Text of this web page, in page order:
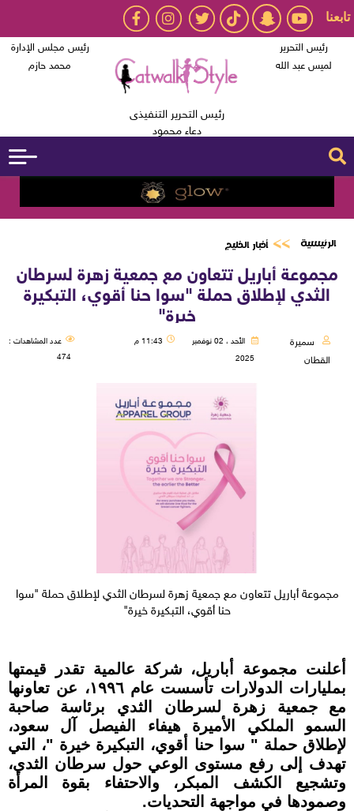
تابعنا
رئيس التحرير
لميس عبد الله
رئيس التحرير التنفيذى
دعاء محمود
رئيس مجلس الإدارة
محمد حازم
الرئيسية أخبار الخليج
مجموعة أباريل تتعاون مع جمعية زهرة لسرطان
الثدي لإطلاق حملة "سوا حنا أقوي، التبكيرة
خيرة"
سميرة
القطان
الأحد ، 02 نوفمبر
2025
11:43 م
عدد المشاهدات :
474
مجموعة أباريل تتعاون مع جمعية زهرة لسرطان الثدي لإطلاق حملة "سوا
حنا أقوي، التبكيرة خيرة"
أعلنت مجموعة أباريل، شركة عالمية تقدر قيمتها
بمليارات الدولارات تأسست عام ١٩٩٦، عن تعاونها
مع جمعية زهرة لسرطان الثدي برئاسة صاحبة
السمو الملكي الأميرة هيفاء الفيصل آل سعود،
لإطلاق حملة " سوا حنا أقوي، التبكيرة خيرة "، التي
تهدف إلى رفع مستوى الوعي حول سرطان الثدي،
وتشجيع الكشف المبكر، والاحتفاء بقوة المرأة
وصمودها في مواجهة التحديات.